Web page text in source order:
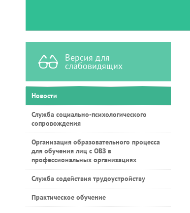
Версия для
слабовидящих
Новости
Служба социально-психологического
сопровождения
Организация образовательного процесса
для обучения лиц с ОВЗ в
профессиональных организациях
Служба содействия трудоустройству
Практическое обучение